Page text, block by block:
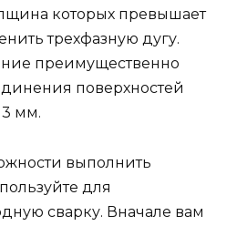
которых превышает
трехфазную дугу.
преимущественно
поверхностей
мм.
выполнить
для
сварку. Вначале вам